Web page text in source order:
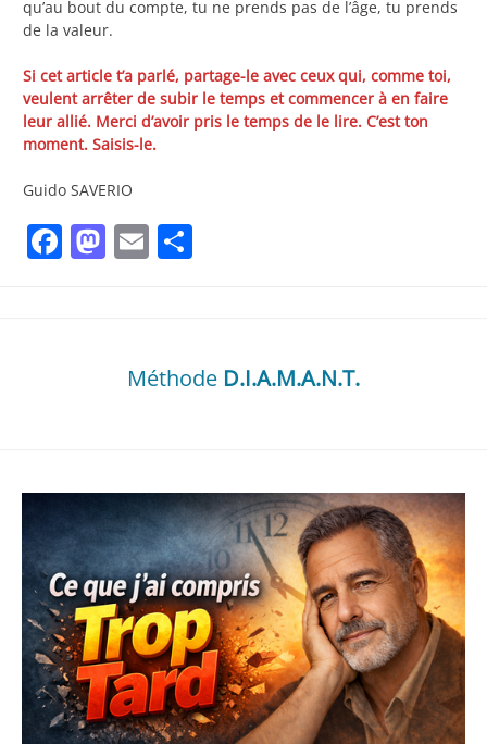
qu’au bout du compte, tu ne prends pas de l’âge, tu prends
de la valeur.
Si cet article t’a parlé, partage-le avec ceux qui, comme toi,
veulent arrêter de subir le temps et commencer à en faire
leur allié. Merci d’avoir pris le temps de le lire. C’est ton
moment. Saisis-le.
Guido SAVERIO
Facebook
Mastodon
Email
Méthode D.I.A.M.A.N.T.